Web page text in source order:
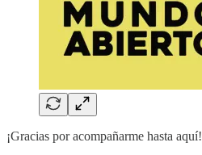
¡Gracias por acompañarme hasta aquí!